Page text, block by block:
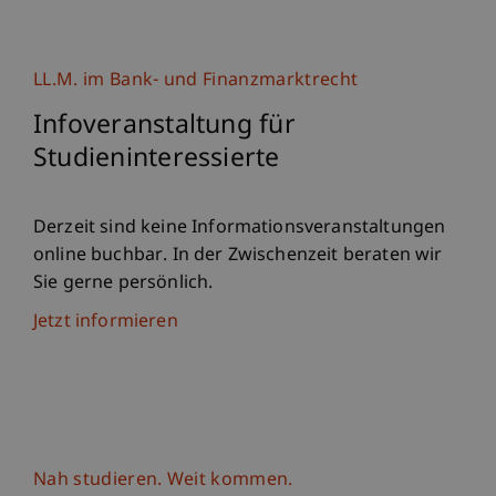
LL.M. im Bank- und Finanzmarktrecht
Infoveranstaltung für
Studieninteressierte
Derzeit sind keine Informationsveranstaltungen
online buchbar. In der Zwischenzeit beraten wir
Sie gerne persönlich.
Jetzt informieren
Nah studieren. Weit kommen.